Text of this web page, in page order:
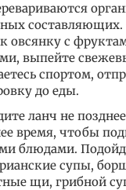
составляющих.
овсянку с
выпейте
спортом,
до еды.
ланч не
время, чтобы
блюдами.
супы,
щи, грибной